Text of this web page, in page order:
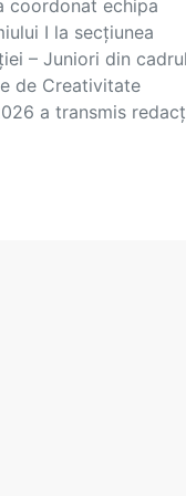
coordonat echipa
I la secțiunea
– Juniori din cadrul
de Creativitate
a transmis